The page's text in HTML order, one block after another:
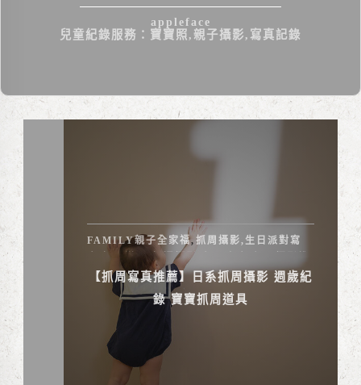
appleface
兒童紀錄服務：寶寶照,親子攝影,寫真記錄
FAMILY親子全家福,抓周攝影,生日派對寫
真,抓周道具
抓週攝影
薦【抓周寫真推薦】日系抓周攝影 週歲紀
錄 寶寶抓周道具